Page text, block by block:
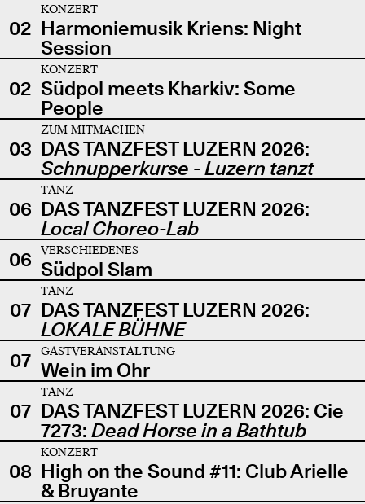
02
KONZERT
Harmoniemusik Kriens: Night
Session
02
KONZERT
Südpol meets Kharkiv: Some
People
03
ZUM MITMACHEN
DAS TANZFEST LUZERN 2026:
Schnupperkurse - Luzern tanzt
06
TANZ
DAS TANZFEST LUZERN 2026:
Local Choreo-Lab
06
VERSCHIEDENES
Südpol Slam
07
TANZ
DAS TANZFEST LUZERN 2026:
LOKALE BÜHNE
07
GASTVERANSTALTUNG
Wein im Ohr
07
TANZ
DAS TANZFEST LUZERN 2026: Cie
7273: Dead Horse in a Bathtub
08
KONZERT
High on the Sound #11: Club Arielle
& Bruyante